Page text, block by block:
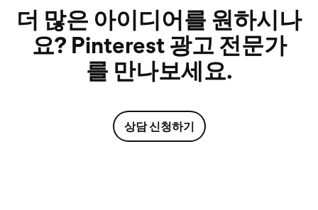
더 많은 아이디어를 원하시나
요? Pinterest 광고 전문가
를 만나보세요.
상담 신청하기